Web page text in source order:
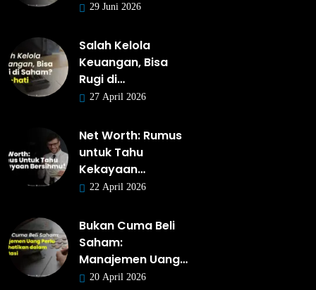
29 Juni 2026
Salah Kelola
Keuangan, Bisa
Rugi di…
27 April 2026
Net Worth: Rumus
untuk Tahu
Kekayaan…
22 April 2026
Bukan Cuma Beli
Saham:
Manajemen Uang…
20 April 2026